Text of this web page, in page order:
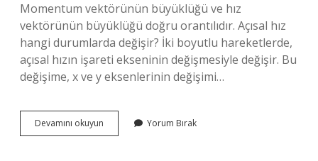
Momentum vektörünün büyüklüğü ve hız
vektörünün büyüklüğü doğru orantılıdır. Açısal hız
hangi durumlarda değişir? İki boyutlu hareketlerde,
açısal hızın işareti ekseninin değişmesiyle değişir. Bu
değişime, x ve y eksenlerinin değişimi…
Devamını okuyun
Momentumu
Yorum Bırak